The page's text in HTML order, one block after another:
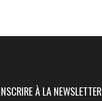
À LA NEWSLETTER